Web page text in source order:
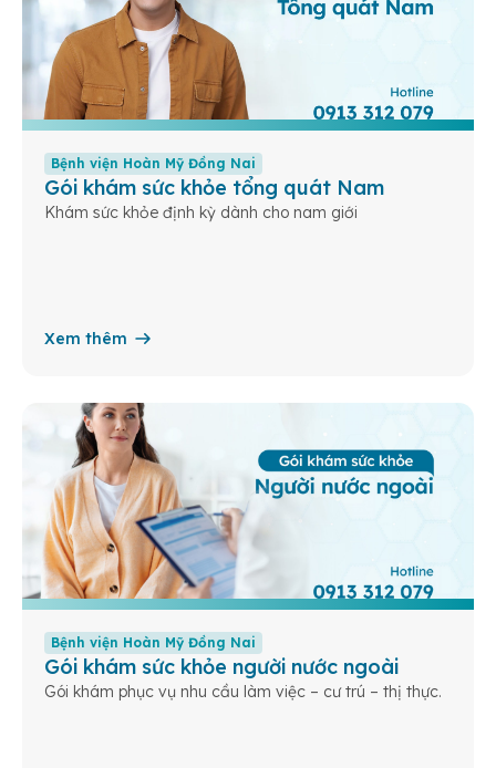
Bệnh viện Hoàn Mỹ Đồng Nai
Gói khám sức khỏe tổng quát Nam
Khám sức khỏe định kỳ dành cho nam giới
Xem thêm
Bệnh viện Hoàn Mỹ Đồng Nai
Gói khám sức khỏe người nước ngoài
Gói khám phục vụ nhu cầu làm việc – cư trú – thị thực.